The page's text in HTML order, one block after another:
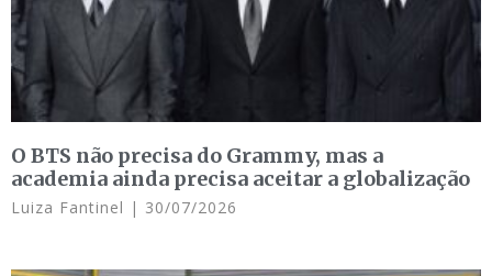
O BTS não precisa do Grammy, mas a
academia ainda precisa aceitar a globalização
Luiza Fantinel 30/07/2026